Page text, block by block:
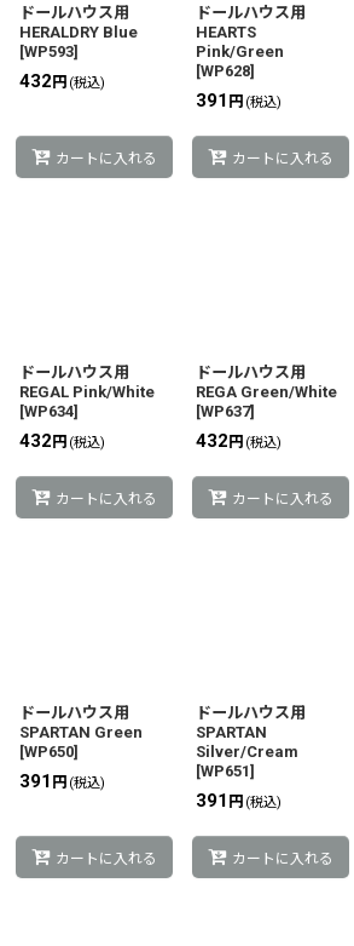
ドールハウス用
HERALDRY Blue
[WP593]
432 円 (税込)
カートに入れる
ドールハウス用
HEARTS
Pink/Green
[WP628]
391 円 (税込)
カートに入れる
ドールハウス用
REGAL Pink/White
[WP634]
432 円 (税込)
カートに入れる
ドールハウス用
REGA Green/White
[WP637]
432 円 (税込)
カートに入れる
ドールハウス用
SPARTAN Green
[WP650]
391 円 (税込)
カートに入れる
ドールハウス用
SPARTAN
Silver/Cream
[WP651]
391 円 (税込)
カートに入れる